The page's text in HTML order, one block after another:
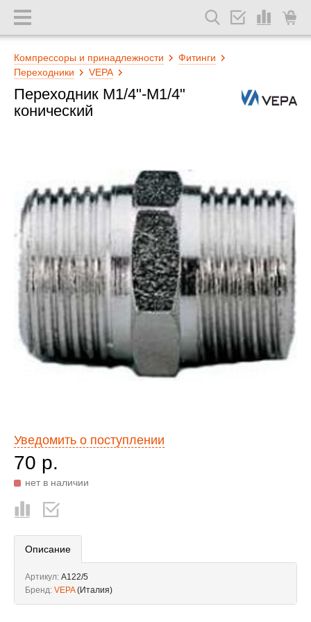
Компрессоры и принадлежности
Фитинги
Переходники
VEPA
Переходник М1/4"-М1/4"
конический
Уведомить о поступлении
70 р.
нет в наличии
Описание
Артикул: A122/5
Бренд: VEPA (Италия)